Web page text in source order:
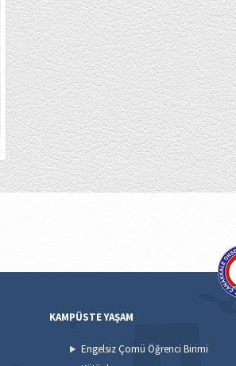
KAMPÜSTE YAŞAM
Engelsiz Çomü Öğrenci Birimi